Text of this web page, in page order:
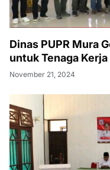
Dinas PUPR Mura
untuk Tenaga
November 21, 2024